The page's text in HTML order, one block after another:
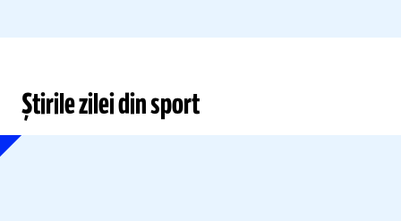
Știrile zilei din sport